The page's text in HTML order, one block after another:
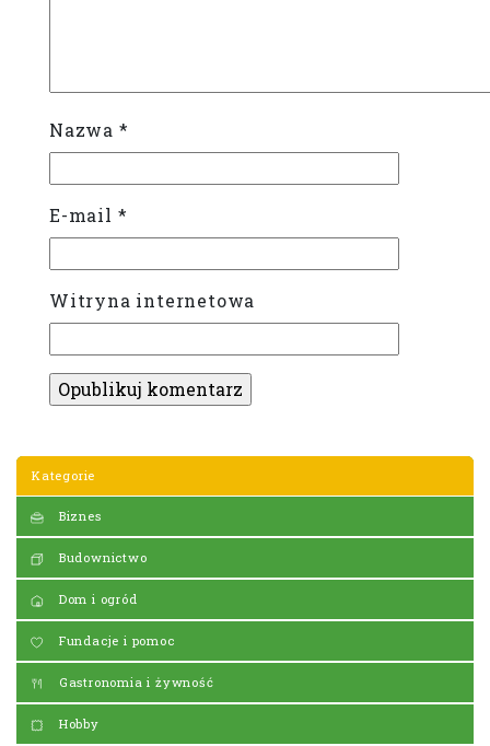
Kategorie
Biznes
Budownictwo
Dom i ogród
Fundacje i pomoc
Gastronomia i żywność
Hobby
Nazwa *
E-mail *
Witryna internetowa